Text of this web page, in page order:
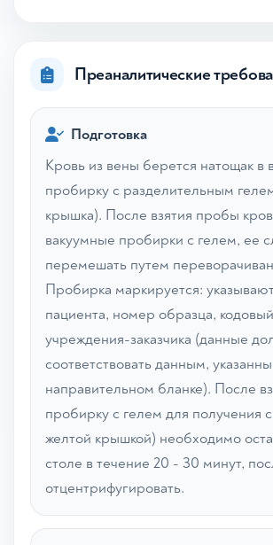
Преаналитические
Подготовка
Кровь из вены берется натощак в
пробирку с разделительным
крышка). После взятия пробы
вакуумные пробирки с гелем, ее
перемешать путем
Пробирка маркируется:
пациента, номер образца,
учреждения-заказчика (данные
соответствовать данным,
направительном бланке). После
пробирку с гелем для получения
желтой крышкой) необходимо
столе в течение 20 - 30 минут,
отцентрифугировать.